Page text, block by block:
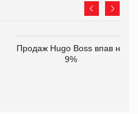
Продаж Hugo Boss впав на
9%